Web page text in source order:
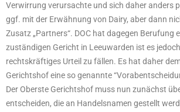
Verwirrung verursachte und sich daher anders
ggf. mit der Erwähnung von Dairy, aber dann
Zusatz „Partners“. DOC hat dagegen Berufung
zuständigen Gericht in Leeuwarden ist es
rechtskräftiges Urteil zu fällen. Es hat daher
Gerichtshof eine so genannte
Der Oberste Gerichtshof muss nun zunächst
entscheiden, die an Handelsnamen gestellt